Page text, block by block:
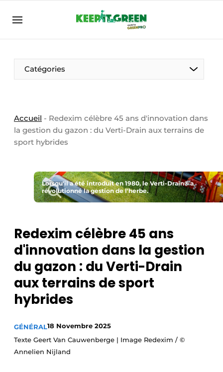
FR ENG FR
Catégories
Accueil - Redexim célèbre 45 ans d'innovation dans
la gestion du gazon : du Verti-Drain aux terrains de
sport hybrides
Lorsqu'il a été introduit en 1980, le Verti-Drain® a
révolutionné la gestion de l'herbe.
Redexim célèbre 45 ans
d'innovation dans la gestion
du gazon : du Verti-Drain
aux terrains de sport
hybrides
GÉNÉRAL18 Novembre 2025
Texte Geert Van Cauwenberge | Image Redexim / ©
Annelien Nijland